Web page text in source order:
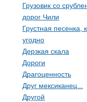
Грузовик со
дорог Чили
Грустная песенка,
угодно
Дерзкая скала
Дороги
Драгоценность
Друг мексиканец...
Другой